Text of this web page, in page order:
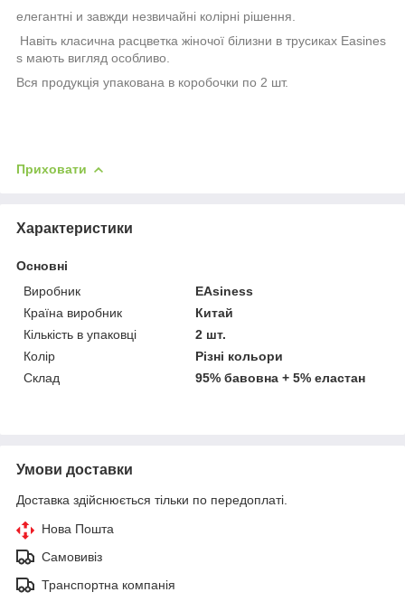
елегантні и завжди незвичайні колірні рішення.
Навіть класична расцветка жіночої білизни в трусиках Easines
s мають вигляд особливо.
Вся продукція упакована в коробочки по 2 шт.
Приховати
Характеристики
Основні
Виробник
EAsiness
Країна виробник
Китай
Кількість в упаковці
2 шт.
Колір
Різні кольори
Склад
95% бавовна + 5% еластан
Умови доставки
Доставка здійснюється тільки по передоплаті.
Нова Пошта
Самовивіз
Транспортна компанія